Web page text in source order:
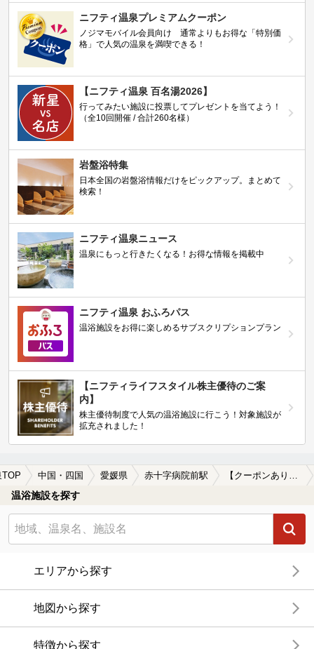
ニフティ温泉プレミアムクーポン
ノジマモバイル会員向け 通常よりもお得な「特別価
格」で人気の温泉を満喫できる！
【ニフティ温泉 百名湯2026】
行ってみたい施設に投票してプレゼントを当てよう！
（全10回開催 / 合計260名様）
岩盤浴特集
日本全国の岩盤浴情報だけをピックアップ。まとめて
検索！
ニフティ温泉ニュース
温泉にもっと行きたくなる！お得な情報を掲載中
ニフティ温泉 おふろパス
温浴施設をお得に楽しめるサブスクリプションプラン
【ニフティライフスタイル株主優待のご案
内】
株主優待制度で人気の温浴施設に行こう！対象施設が
拡充されました！
TOP 中国・四国 愛媛県 赤十字病院前駅
温浴施設を探す
エリアから探す
地図から探す
特徴から探す